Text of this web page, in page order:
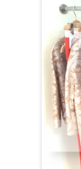
item in make-
for many. Usually
are influenced by
Always remember
That's why
are the best when it
your shade. To
E